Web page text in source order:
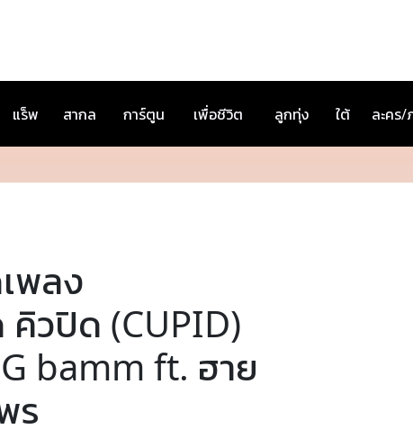
แร็พ สากล การ์ตูน เพื่อชีวิต ลูกทุ่ง ใต้ ละคร
พลง
คิวปิด (CUPID)
bamm ft. ฮาย
ร